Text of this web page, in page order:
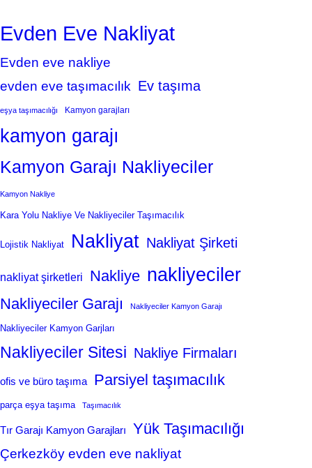
Evden Eve Nakliyat
Evden eve nakliye
evden eve taşımacılık Ev taşıma
eşya taşımacılığı Kamyon garajları
kamyon garajı
Kamyon Garajı Nakliyeciler
Kamyon Nakliye
Kara Yolu Nakliye Ve Nakliyeciler Taşımacılık
Lojistik Nakliyat Nakliyat Nakliyat Şirketi
nakliyat şirketleri Nakliye nakliyeciler
Nakliyeciler Garajı Nakliyeciler Kamyon Garajı
Nakliyeciler Kamyon Garjları
Nakliyeciler Sitesi Nakliye Firmaları
ofis ve büro taşıma Parsiyel taşımacılık
parça eşya taşıma Taşımacılık
Tır Garajı Kamyon Garajları Yük Taşımacılığı
Çerkezköy evden eve nakliyat